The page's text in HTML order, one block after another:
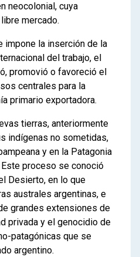
neocolonial, cuya
mercado.
impone la inserción de la
del trabajo, el
promovió o favoreció el
centrales para la
primario exportadora.
tierras, anteriormente
indígenas no sometidas,
y en la Patagonia
proceso se conoció
Desierto, en lo que
australes argentinas, e
grandes extensiones de
privada y el genocidio de
patagónicas que se
argentino.